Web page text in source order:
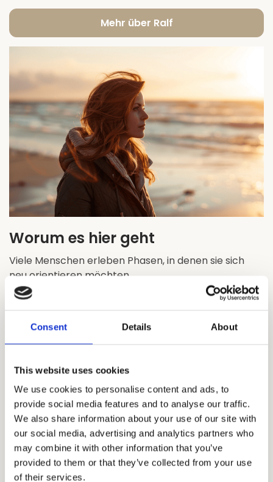
Consent Details About
This website uses cookies
We use cookies to personalise content and ads, to
provide social media features and to analyse our traffic.
We also share information about your use of our site with
our social media, advertising and analytics partners who
may combine it with other information that you’ve
provided to them or that they’ve collected from your use
of their services.
Mehr über Ralf
Worum es hier geht
Viele Menschen erleben Phasen, in denen sie sich
neu orientieren möchten.
Vielleicht stehst du an einem Wendepunkt. Vielleicht
begegnen dir bestimmte Themen oder Muster
seelische Zusammenhänge verstehen oder deine
eigene innere Wahrnehmung bewusster entwickeln.
Meine Angebote laden dich dazu ein, dich selbst,
deinen Lebensweg und deine seelischen Erfahrungen
aus einer tieferen Perspektive zu betrachten.
Dafür stehen dir unterschiedliche Wege zur
Verfügung:
Mediale Seelenreisen
Persönliches Coaching